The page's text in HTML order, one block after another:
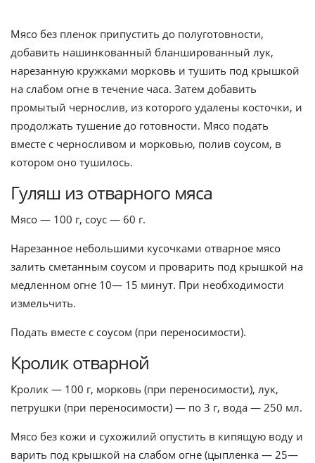
Мясо без пленок припустить до полуготовности,
добавить нашин­кованный бланшированный лук,
нарезанную кружками морковь и тушить под крышкой
на слабом огне в течение часа. Затем добавить
промытый чернослив, из которого удалены косточки, и
продолжать тушение до готовности. Мясо подать
вместе с черносливом и морковью, полив соусом, в
котором оно тушилось.
Гуляш из отварного мяса
Мясо — 100 г, соус — 60 г.
Нарезанное небольшими кусочками отварное мясо
залить сметанным соу­сом и проварить под крышкой на
медленном огне 10— 15 минут. При необходимости
измельчить.
Подать вместе с соусом (при переносимости).
Кролик отварной
Кролик — 100 г, морковь (при переносимости), лук,
петруш­ки (при переносимости) — по 3 г, вода — 250 мл.
Мясо без кожи и сухожилий опустить в кипящую воду и
варить под крыш­кой на слабом огне (цыпленка — 25—